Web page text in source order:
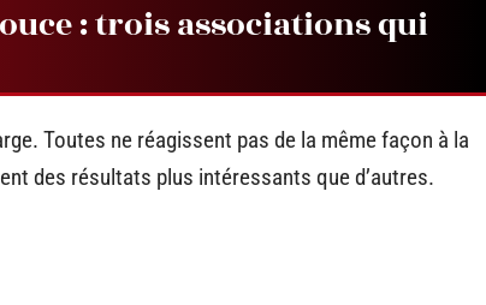
: trois associations qui
Toutes ne réagissent pas de la même façon à la
des résultats plus intéressants que d’autres.